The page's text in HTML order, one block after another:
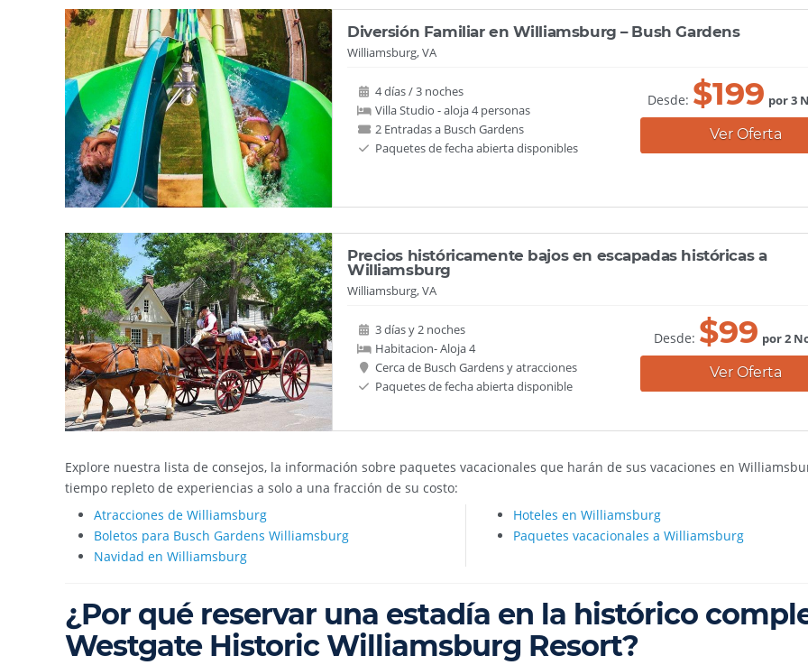
Diversión Familiar en Williamsburg – Bush Gardens
Williamsburg, VA
4 días / 3 noches
Villa Studio - aloja 4 personas
2 Entradas a Busch Gardens
Paquetes de fecha abierta disponibles
Desde: $199 por 3
Ver Oferta
Precios históricamente bajos en escapadas históricas a
Williamsburg
Williamsburg, VA
3 días y 2 noches
Habitacion- Aloja 4
Cerca de Busch Gardens y atracciones
Paquetes de fecha abierta disponible
Desde: $99 por 2
Ver Oferta
Explore nuestra lista de consejos, la información sobre paquetes vacacionales que harán de sus vacaciones en
tiempo repleto de experiencias a solo a una fracción de su costo:
Atracciones de Williamsburg
Boletos para Busch Gardens Williamsburg
Navidad en Williamsburg
Hoteles en Williamsburg
Paquetes vacacionales a Williamsburg
¿Por qué reservar una estadía en la histórico
Westgate Historic Williamsburg Resort?